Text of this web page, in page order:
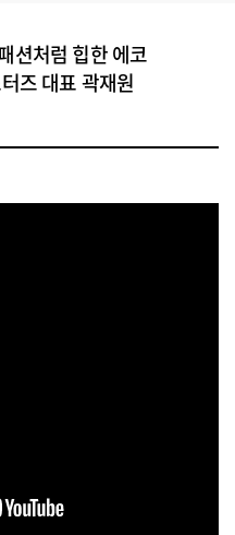
션처럼 힙한 에코
즈 대표 곽재원